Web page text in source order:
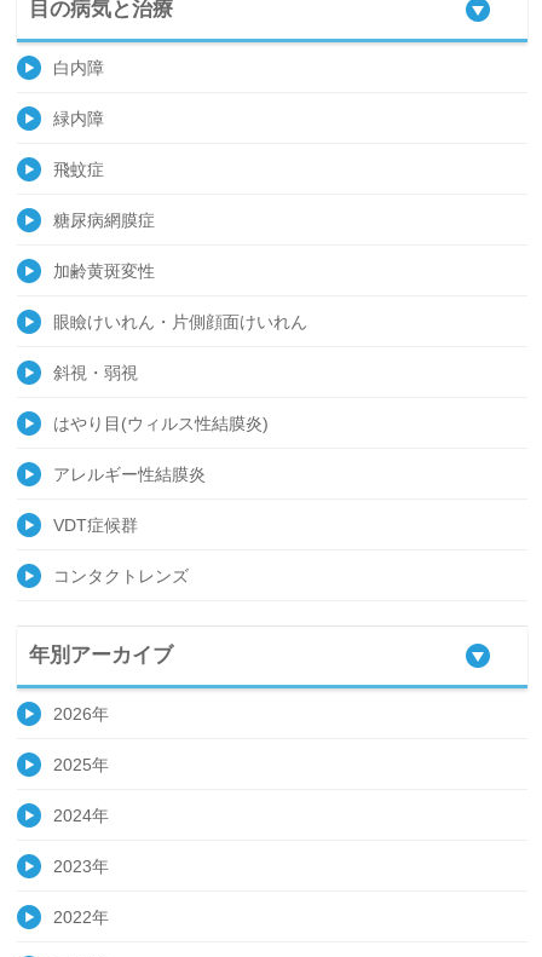
目の病気と治療
白内障
緑内障
飛蚊症
糖尿病網膜症
加齢黄斑変性
眼瞼けいれん・片側顔面けいれん
斜視・弱視
はやり目(ウィルス性結膜炎)
アレルギー性結膜炎
VDT症候群
コンタクトレンズ
年別アーカイブ
2026年
2025年
2024年
2023年
2022年